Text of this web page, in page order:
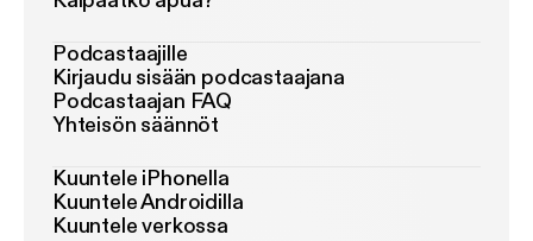
Podcastaajille
Kirjaudu sisään podcastaajana
Podcastaajan FAQ
Yhteisön säännöt
Kuuntele iPhonella
Kuuntele Androidilla
Kuuntele verkossa